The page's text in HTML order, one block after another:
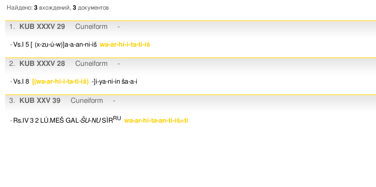
Найдено: 3 вхождений, 3 документов
1. KUB XXXV 29 Cuneiform -
· Vs.I 5 [ (x-zu-ú-w)]a-a-an-ni-iš wa-ar-hi-i-ta-ti-iš
2. KUB XXXV 28 Cuneiform -
· Vs.I 8 [(wa-ar-hi-i-ta-ti-iš) -]i-ya-ni-in ša-a-i
3. KUB XXV 39 Cuneiform -
· Rs.IV 3 2 LÚ.MEŠ GAL-ŠU-NU SÌRRU wa-ar-hi-ta-an-ti-iš=ti